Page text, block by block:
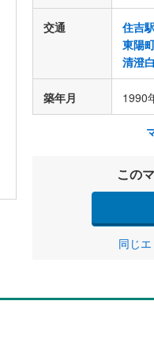
交通 住吉
東陽
清澄
築年月 1990
この
同じ